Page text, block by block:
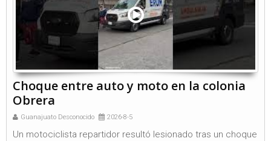
Choque entre auto y moto en la colonia
Obrera
Guanajuato Desconocido 2026-8-5
Un motociclista repartidor resultó lesionado tras un choque